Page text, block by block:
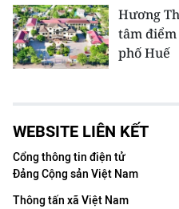
Hương
tâm
phố Huế
WEBSITE LIÊN KẾT
Cổng thông tin điện tử
Đảng Cộng sản Việt Nam
Thông tấn xã Việt Nam